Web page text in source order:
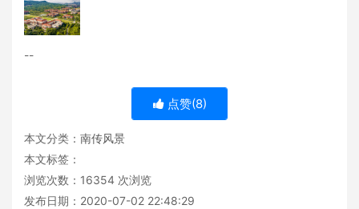
--
点赞(8)
本文分类： 南传风景
本文标签：
浏览次数： 16354 次浏览
发布日期：2020-07-02 22:48:29